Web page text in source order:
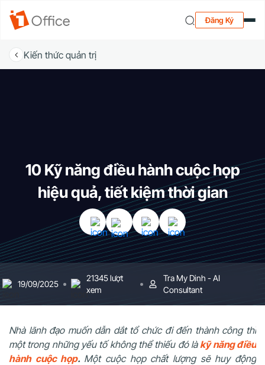
Đăng Ký
Kiến thức quản trị
10 Kỹ năng điều hành cuộc họp
hiệu quả, tiết kiệm thời gian
19/09/2025
21345 lượt
xem
Tra My Dinh - AI
Consultant
Nhà lãnh đạo muốn dẫn dắt tổ chức đi đến thành công thì
một trong những yếu tố không thể thiếu đó làkỹ năng điều
hành cuộc họp. Một cuộc họp chất lượng sẽ huy động